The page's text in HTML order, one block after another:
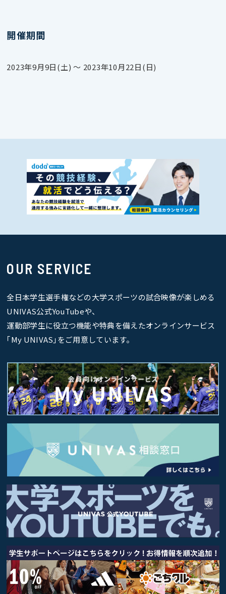
開催期間
2023年9月9日(土) 〜 2023年10月22日(日)
OUR SERVICE
全日本学生選手権などの大学スポーツの試合映像が楽しめる
UNIVAS公式YouTubeや、
運動部学生に役立つ機能や特典を備えたオンラインサービス
｢My UNIVAS｣をご用意しています。